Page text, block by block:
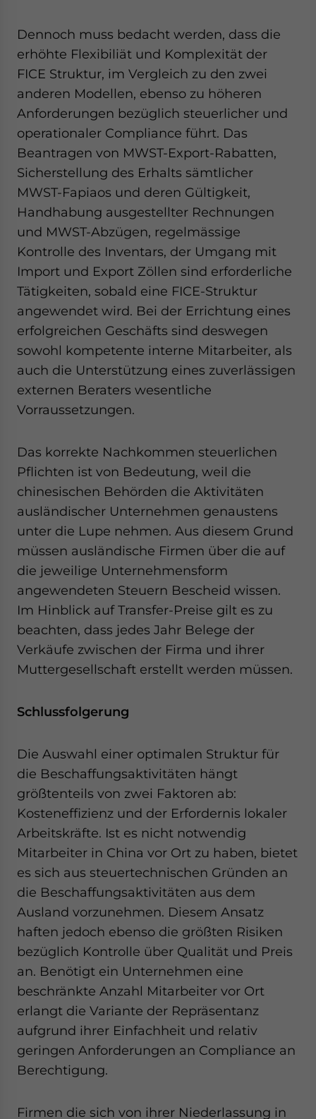
Dennoch muss bedacht werden, dass die
erhöhte Flexibiliät und Komplexität der
FICE Struktur, im Vergleich zu den zwei
anderen Modellen, ebenso zu höheren
Anforderungen bezüglich steuerlicher und
operationaler Compliance führt. Das
Beantragen von MWST-Export-Rabatten,
Sicherstellung des Erhalts sämtlicher
MWST-Fapiaos und deren Gültigkeit,
Handhabung ausgestellter Rechnungen
und MWST-Abzügen, regelmässige
Kontrolle des Inventars, der Umgang mit
Import und Export Zöllen sind erforderliche
Tätigkeiten, sobald eine FICE-Struktur
angewendet wird. Bei der Errichtung eines
erfolgreichen Geschäfts sind deswegen
sowohl kompetente interne Mitarbeiter, als
auch die Unterstützung eines zuverlässigen
externen Beraters wesentliche
Vorraussetzungen.
Das korrekte Nachkommen steuerlichen
Pflichten ist von Bedeutung, weil die
chinesischen Behörden die Aktivitäten
ausländischer Unternehmen genaustens
unter die Lupe nehmen. Aus diesem Grund
müssen ausländische Firmen über die auf
die jeweilige Unternehmensform
angewendeten Steuern Bescheid wissen.
Im Hinblick auf Transfer-Preise gilt es zu
beachten, dass jedes Jahr Belege der
Verkäufe zwischen der Firma und ihrer
Muttergesellschaft erstellt werden müssen.
Schlussfolgerung
Die Auswahl einer optimalen Struktur für
die Beschaffungsaktivitäten hängt
größtenteils von zwei Faktoren ab:
Kosteneffizienz und der Erfordernis lokaler
Arbeitskräfte. Ist es nicht notwendig
Mitarbeiter in China vor Ort zu haben, bietet
es sich aus steuertechnischen Gründen an
die Beschaffungsaktivitäten aus dem
Ausland vorzunehmen. Diesem Ansatz
haften jedoch ebenso die größten Risiken
bezüglich Kontrolle über Qualität und Preis
an. Benötigt ein Unternehmen eine
beschränkte Anzahl Mitarbeiter vor Ort
erlangt die Variante der Repräsentanz
aufgrund ihrer Einfachheit und relativ
geringen Anforderungen an Compliance an
Berechtigung.
Firmen die sich von ihrer Niederlassung in